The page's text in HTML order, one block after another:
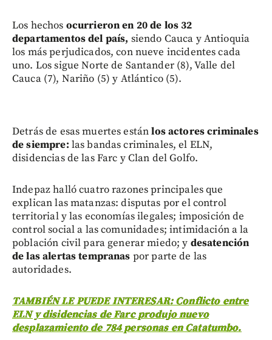
Los hechos ocurrieron en 20 de los 32
departamentos del país, siendo Cauca y Antioquia
los más perjudicados, con nueve incidentes cada
uno. Los sigue Norte de Santander (8), Valle del
Cauca (7), Nariño (5) y Atlántico (5).
Detrás de esas muertes estánlos actores criminales
de siempre: las bandas criminales, el ELN,
disidencias de las Farc y Clan del Golfo.
Indepaz halló cuatro razones principales que
explican las matanzas: disputas por el control
territorial y las economías ilegales; imposición de
control social a las comunidades; intimidación a la
población civil para generar miedo; y desatención
de las alertas tempranas por parte de las
autoridades.
TAMBIÉN LE PUEDE INTERESAR: Conflicto entre
ELN y disidencias de Farc produjo nuevo
desplazamiento de 784 personas en Catatumbo.